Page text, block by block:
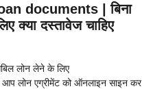
documents | बिना
क्या दस्तावेज चाहिए
लोन लेने के लिए
आप लोन एग्रीमेंट को ऑनलाइन साइन कर